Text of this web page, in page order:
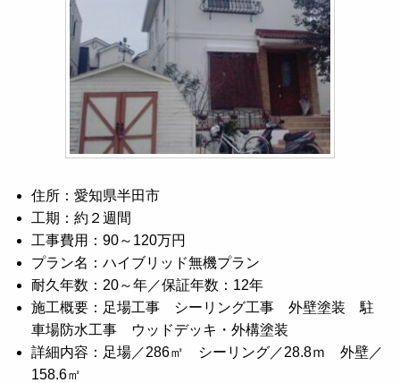
住所：愛知県半田市
工期：約２週間
工事費用：90～120万円
プラン名：ハイブリッド無機プラン
耐久年数：20～年／保証年数：12年
施工概要：足場工事 シーリング工事 外壁塗装 駐
車場防水工事 ウッドデッキ・外構塗装
詳細内容：足場／286㎡ シーリング／28.8ｍ 外壁／
158.6㎡